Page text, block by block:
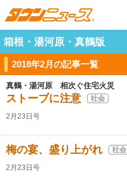
箱根・湯河原・真鶴版
2018年2月の記事一覧
真鶴・湯河原 相次ぐ住宅火災
ストーブに注意 社会
2月23日号
梅の宴、盛り上がれ 社会
2月23日号